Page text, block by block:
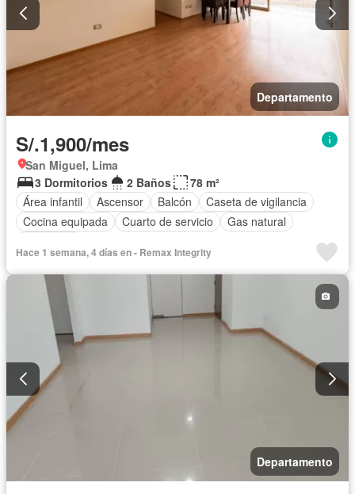
Departamento
S/.1,900/mes
San Miguel, Lima
3 Dormitorios
2 Baños
78 m²
Área infantil
Ascensor Balcón
Caseta de vigilancia
Cocina equipada
Cuarto de servicio
Gas natural
Hace 1 semana, 4 días en - Remax Integrity
Departamento